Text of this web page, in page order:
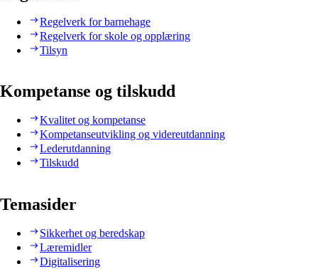
Regelverk for barnehage
Regelverk for skole og opplæring
Tilsyn
Kompetanse og tilskudd
Kvalitet og kompetanse
Kompetanseutvikling og videreutdanning
Lederutdanning
Tilskudd
Temasider
Sikkerhet og beredskap
Læremidler
Digitalisering